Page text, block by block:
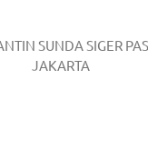
SUNDA SIGER
JAKARTA